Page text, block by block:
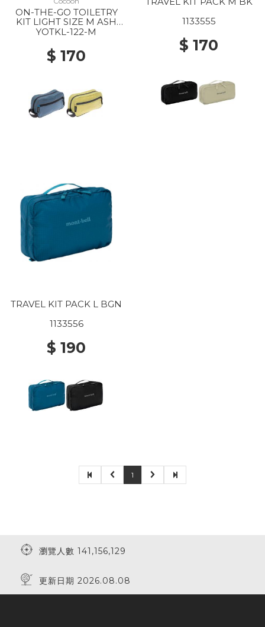
ON-THE-GO TOILETRY
KIT LIGHT SIZE M ASH
BLUE
YOTKL-122-M
$ 170
1133555
$ 170
TRAVEL KIT PACK L BGN
1133556
$ 190
1
瀏覽人數 141,156,129
更新日期 2026.08.08